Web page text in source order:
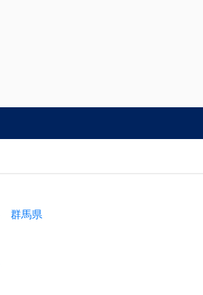
群馬県